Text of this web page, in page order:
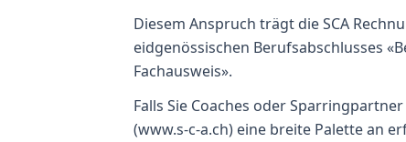
Diesem Anspruch trägt die SCA
eidgenössischen Berufsabschlusses
Fachausweis».
Falls Sie Coaches oder
(www.s-c-a.ch) eine breite Palette an